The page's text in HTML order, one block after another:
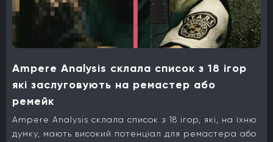
Ampere Analysis склала список з 18 ігор
які заслуговують на ремастер або
ремейк
Ampere Analysis склала список з 18 ігор, які, на їхню
думку, мають високий потенціал для ремастера або